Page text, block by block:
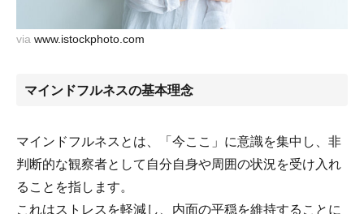
via www.istockphoto.com
マインドフルネスの基本理念
マインドフルネスとは、「今ここ」に意識を集中し、非
判断的な観察者として自分自身や周囲の状況を受け入れ
ることを指します。
これはストレスを軽減し、内面の平穏を維持することに